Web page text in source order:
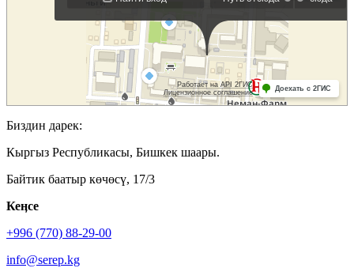
Биздин дарек:
Кыргыз Республикасы, Бишкек шаары.
Байтик баатыр көчөсү, 17/3
Кеӊсе
+996 (770) 88-29-00
info@serep.kg